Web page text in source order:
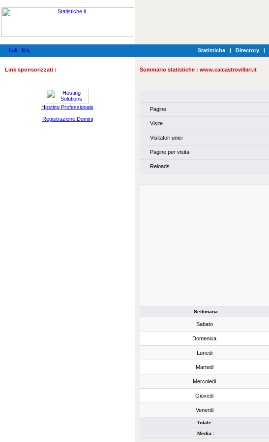
Statistiche | Directory |
Link sponsorizzati :
Hosting Professionale
Registrazione Domini
Sommario statistiche : www.caicastrovillari.it
Pagine
Visite
Visitatori unici
Pagine per visita
Reloads
Settimana
Sabato
Domenica
Lunedi
Martedi
Mercoledi
Giovedi
Venerdi
Totale :
Media :